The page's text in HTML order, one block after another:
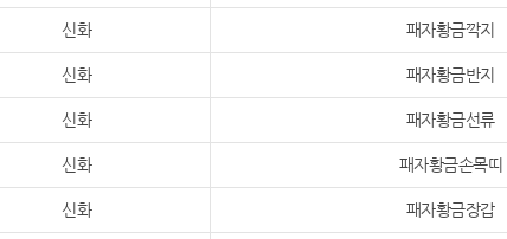
신화 패자황금깍지
신화 패자황금반지
신화 패자황금선류
신화 패자황금손목띠
신화 패자황금장갑